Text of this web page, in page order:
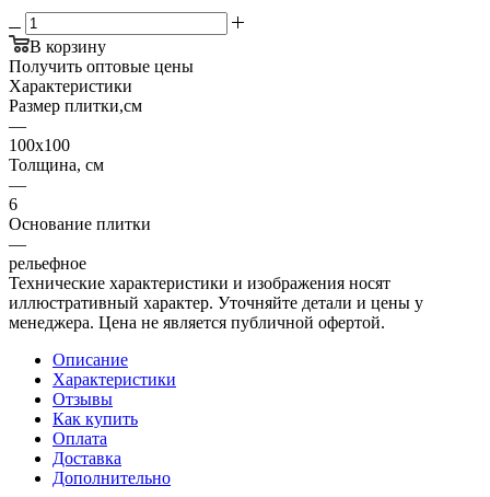
В корзину
Получить оптовые цены
Характеристики
Размер плитки,см
—
100х100
Толщина, см
—
6
Основание плитки
—
рельефное
Технические характеристики и изображения носят
иллюстративный характер. Уточняйте детали и цены у
менеджера. Цена не является публичной офертой.
Описание
Характеристики
Отзывы
Как купить
Оплата
Доставка
Дополнительно